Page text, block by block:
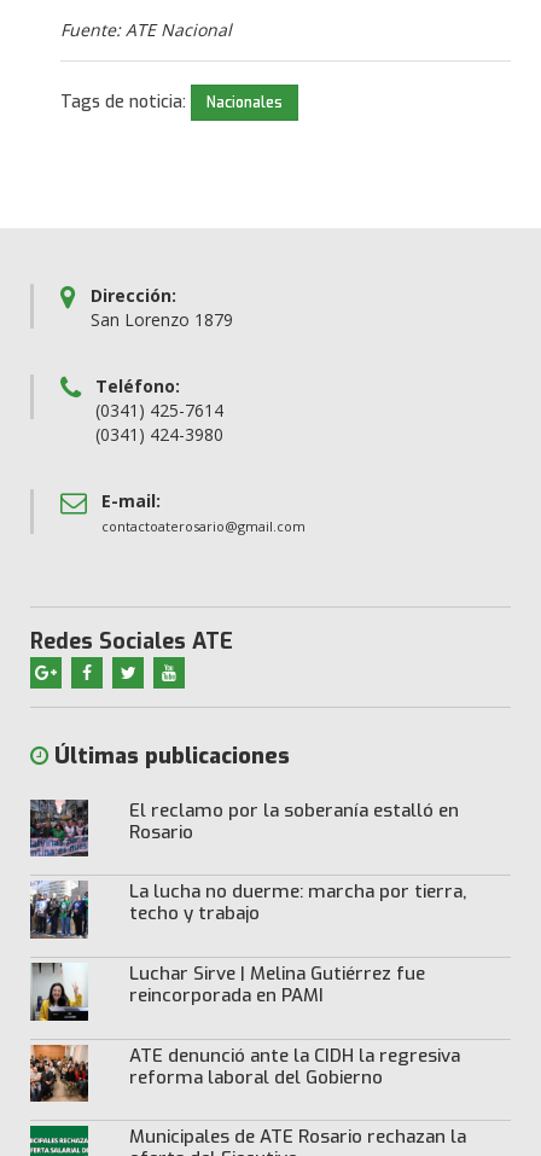
Fuente: ATE Nacional
Tags de noticia: Nacionales
Dirección:
San Lorenzo 1879
Teléfono:
(0341) 425-7614
(0341) 424-3980
E-mail:
contactoaterosario@gmail.com
Redes Sociales ATE
Últimas publicaciones
El reclamo por la soberanía estalló en
Rosario
La lucha no duerme: marcha por tierra,
techo y trabajo
Luchar Sirve | Melina Gutiérrez fue
reincorporada en PAMI
ATE denunció ante la CIDH la regresiva
reforma laboral del Gobierno
Municipales de ATE Rosario rechazan la